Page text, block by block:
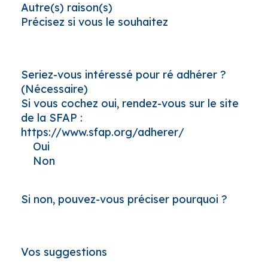
Autre(s) raison(s)
Précisez si vous le souhaitez
Seriez-vous intéressé pour ré adhérer ?
(Nécessaire)
Si vous cochez oui, rendez-vous sur le site
de la SFAP :
https://www.sfap.org/adherer/
Oui
Non
Si non, pouvez-vous préciser pourquoi ?
Vos suggestions